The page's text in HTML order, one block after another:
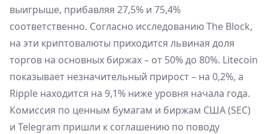
выигрыше, прибавляя 27,5% и 75,4%
соответственно. Согласно исследованию The Block,
на эти криптовалюты приходится львиная доля
торгов на основных биржах – от 50% до 80%. Litecoin
показывает незначительный прирост – на 0,2%, а
Ripple находится на 9,1% ниже уровня начала года.
Комиссия по ценным бумагам и биржам США (SEC)
и Telegram пришли к соглашению по поводу